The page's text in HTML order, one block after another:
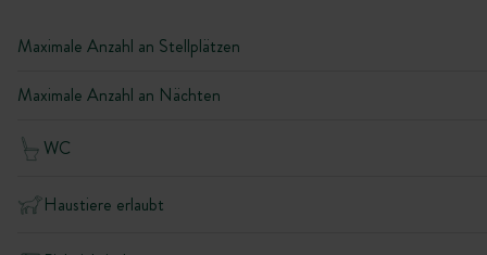
Maximale Anzahl an Stellplätzen
Maximale Anzahl an Nächten
WC
Haustiere erlaubt